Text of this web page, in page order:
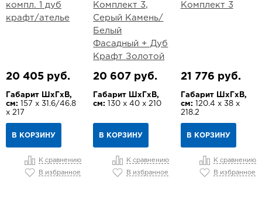
компл. 1 дуб
крафт/ателье
20 405 руб.
Габарит ШхГхВ,
см: 157 х 31.6/46.8
х 217
В КОРЗИНУ
К сравнению
В избранное
Комплект 3,
Серый Камень/
Белый
Фасадный + Дуб
Крафт Золотой
20 607 руб.
Габарит ШхГхВ,
см:
130 х 40 х 210
В КОРЗИНУ
К сравнению
В избранное
Комплект 3
21 776 руб.
Габарит ШхГхВ,
см: 120.4 х 38 х
218.2
В КОРЗИНУ
К сравнению
В избранное